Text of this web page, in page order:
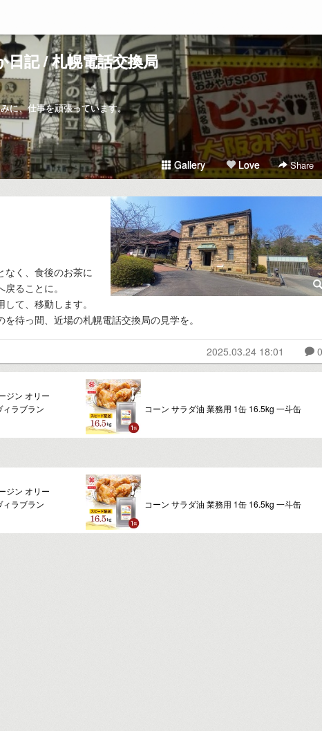
日記 / 札幌電話交換局
に、仕事を頑張っています。
Gallery Love Share
なく、食後のお茶に
ることに。
て、移動します。
待っ間、近場の札幌電話交換局の見学を。
2025.03.24 18:01 0
ジン オリー
ラブラン
コーン サラダ油 業務用 1缶 16.5kg 一斗缶
ジン オリー
ラブラン
コーン サラダ油 業務用 1缶 16.5kg 一斗缶